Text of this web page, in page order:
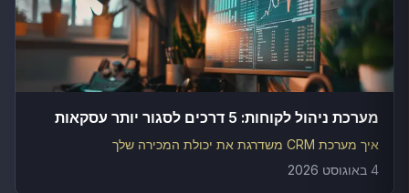
מערכת ניהול לקוחות: 5 דרכים לסגור יותר עסקאות
איך מערכת CRM משדרגת את יכולת המכירה שלך
4 באוגוסט 2026